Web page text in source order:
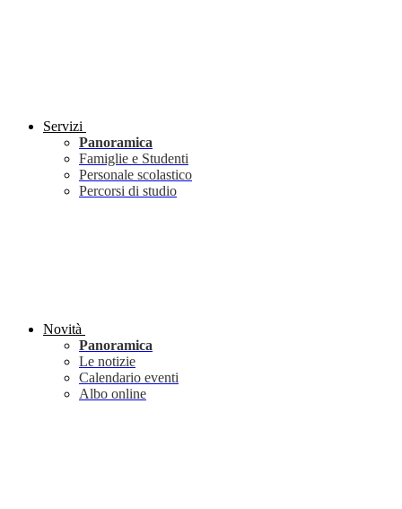
Servizi
Panoramica
Famiglie e Studenti
Personale scolastico
Percorsi di studio
Novità
Panoramica
Le notizie
Calendario eventi
Albo online